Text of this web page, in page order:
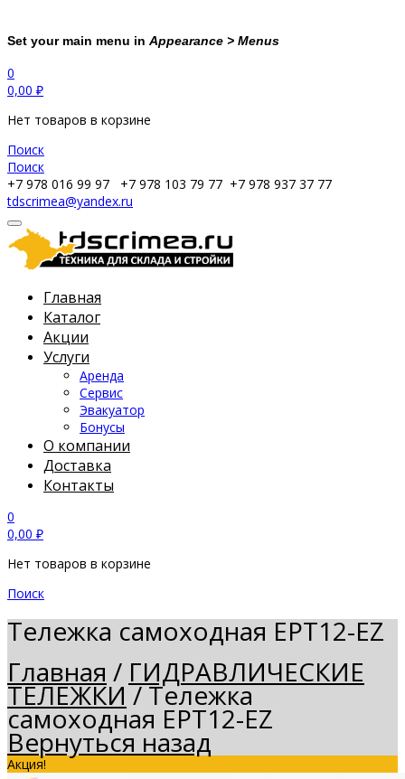
Set your main menu in Appearance > Menus
0
0,00 ₽
Нет товаров в корзине
Поиск
Поиск
+7 978 016 99 97
+7 978 103 79 77 +7 978 937 37 77
tdscrimea@yandex.ru
Главная
Каталог
Акции
Услуги
Аренда
Сервис
Эвакуатор
Бонусы
О компании
Доставка
Контакты
0
0,00 ₽
Нет товаров в корзине
Поиск
Тележка самоходная EPT12-EZ
Главная / ГИДРАВЛИЧЕСКИЕ
ТЕЛЕЖКИ /Тележка
самоходная EPT12-EZ
Вернуться назад
Акция!